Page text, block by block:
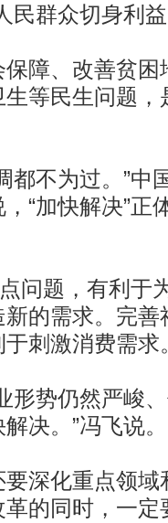
民群众切身利
、改善贫困
等民生问题，
不为过。”中
“加快解决”正
题，有利于
的需求。完善
刺激消费需求
势仍然严峻、
决。”冯飞说。
化重点领域
的同时，一定